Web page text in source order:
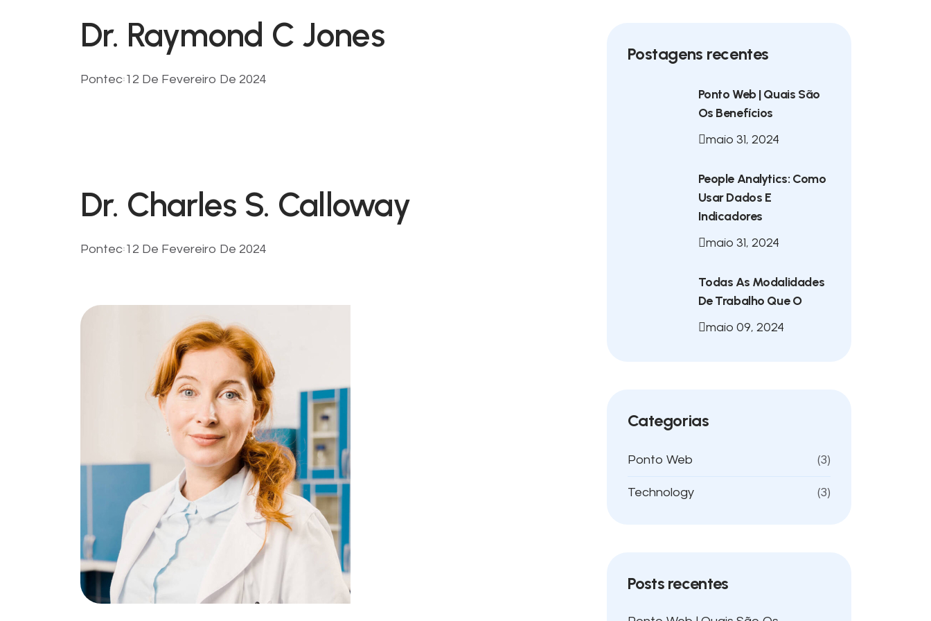
Dr. Raymond C Jones
Pontec 12 De Fevereiro De 2024
Dr. Charles S. Calloway
Pontec 12 De Fevereiro De 2024
Postagens recentes
maio 31, 2024
Ponto Web | Quais São
Os Benefícios
maio 31, 2024
People Analytics: Como
Usar Dados E
Indicadores
maio 09, 2024
Todas As Modalidades
De Trabalho Que O
Categorias
Ponto Web (3)
Technology (3)
Posts recentes